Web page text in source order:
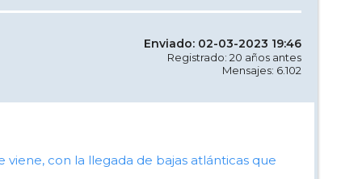
Enviado: 02-03-2023 19:46
Registrado: 20 años antes
Mensajes: 6.102
con la llegada de bajas atlánticas que